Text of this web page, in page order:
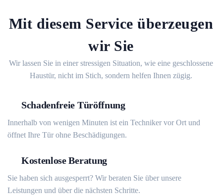
Mit diesem Service überzeugen
wir Sie
Wir lassen Sie in einer stressigen Situation, wie eine geschlossene
Haustür, nicht im Stich, sondern helfen Ihnen zügig.
Schadenfreie Türöffnung
Innerhalb von wenigen Minuten ist ein Techniker vor Ort und
öffnet Ihre Tür ohne Beschädigungen.
Kostenlose Beratung
Sie haben sich ausgesperrt? Wir beraten Sie über unsere
Leistungen und über die nächsten Schritte.